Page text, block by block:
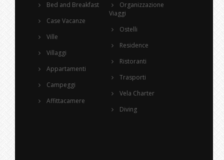
Bed and Breakfast
Case Vacanze
Ville
Villaggi
Appartamenti
Campeggi
Affittacamere
Organizzazione
Viaggi
Ostelli
Residence
Ristoranti
Trasporti
Vela Charter
Diving